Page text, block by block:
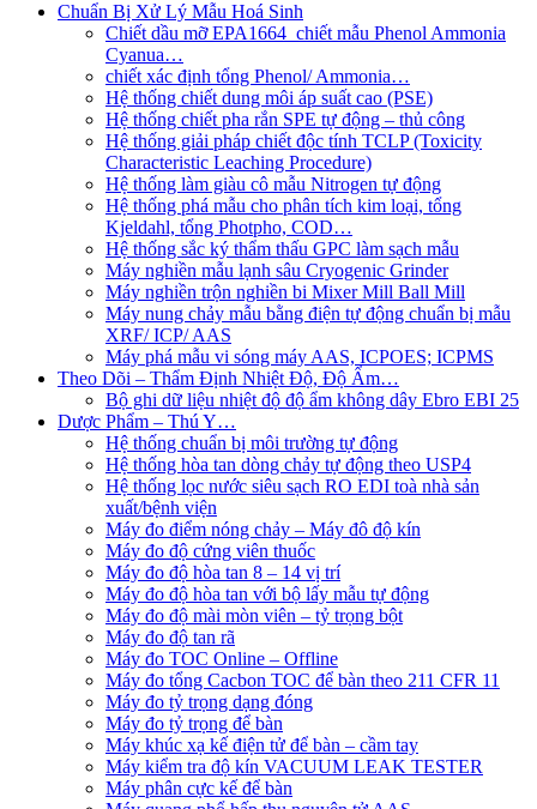
Chuẩn Bị Xử Lý Mẫu Hoá Sinh
Chiết dầu mỡ EPA1664_chiết mẫu Phenol Ammonia
Cyanua…
chiết xác định tổng Phenol/ Ammonia…
Hệ thống chiết dung môi áp suất cao (PSE)
Hệ thống chiết pha rắn SPE tự động – thủ công
Hệ thống giải pháp chiết độc tính TCLP (Toxicity
Characteristic Leaching Procedure)
Hệ thống làm giàu cô mẫu Nitrogen tự động
Hệ thống phá mẫu cho phân tích kim loại, tổng
Kjeldahl, tổng Photpho, COD…
Hệ thống sắc ký thẩm thấu GPC làm sạch mẫu
Máy nghiền mẫu lạnh sâu Cryogenic Grinder
Máy nghiền trộn nghiền bi Mixer Mill Ball Mill
Máy nung chảy mẫu bằng điện tự động chuẩn bị mẫu
XRF/ ICP/ AAS
Máy phá mẫu vi sóng máy AAS, ICPOES; ICPMS
Theo Dõi – Thẩm Định Nhiệt Độ, Độ Ẩm…
Bộ ghi dữ liệu nhiệt độ độ ẩm không dây Ebro EBI 25
Dược Phẩm – Thú Y…
Hệ thống chuẩn bị môi trường tự động
Hệ thống hòa tan dòng chảy tự động theo USP4
Hệ thống lọc nước siêu sạch RO EDI​​ toà nhà sản
xuất/bệnh viện
Máy đo điểm nóng chảy – Máy đô độ kín
Máy đo độ cứng viên thuốc
Máy đo độ hòa tan 8 – 14 vị trí
Máy đo độ hòa tan với bộ lấy mẫu tự động
Máy đo độ mài mòn viên – tỷ trọng bột
Máy đo độ tan rã
Máy đo TOC Online – Offline
Máy đo tổng Cacbon TOC để bàn theo 211 CFR 11
Máy đo tỷ trọng dạng đóng
Máy đo tỷ trọng để bàn
Máy khúc xạ kế điện tử để bàn – cầm tay
Máy kiểm tra độ kín VACUUM LEAK TESTER
Máy phân cực kế để bàn